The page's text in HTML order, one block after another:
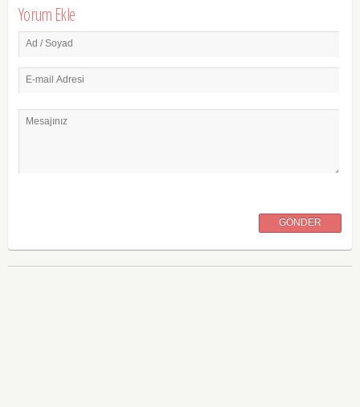
Yorum Ekle
Ad / Soyad
E-mail Adresi
Mesajınız
GÖNDER